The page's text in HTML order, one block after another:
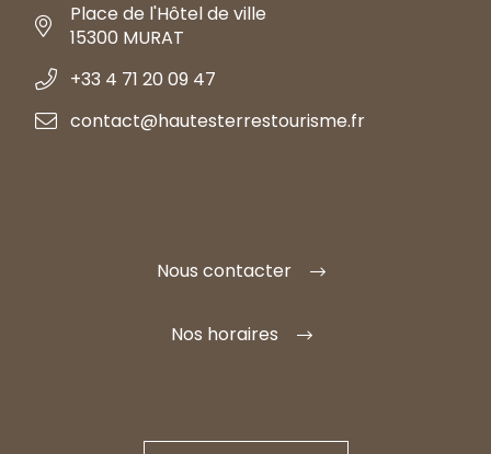
Place de l'Hôtel de ville
15300 MURAT
+33 4 71 20 09 47
contact@hautesterrestourisme.fr
Nous contacter
Nos horaires